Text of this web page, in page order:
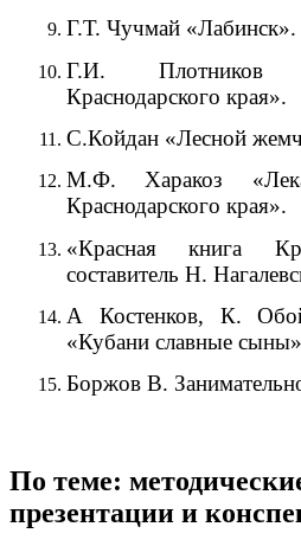
Г.Т. Чучмай «Лабинск».
Г.И. Плотников
Краснодарского края».
С.Койдан «Лесной
М.Ф. Харакоз
Краснодарского края».
«Красная книга
составитель Н.
А Костенков, К.
«Кубани славные сыны»
Боржов В.
По теме:
презентации и